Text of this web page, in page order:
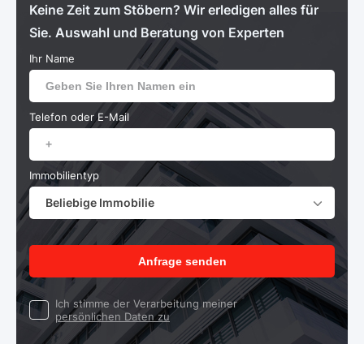
Keine Zeit zum Stöbern? Wir erledigen alles für
Sie. Auswahl und Beratung von Experten
Ihr Name
Telefon oder E-Mail
Immobilientyp
Beliebige Immobilie
Anfrage senden
Ich stimme der Verarbeitung meiner
persönlichen Daten zu